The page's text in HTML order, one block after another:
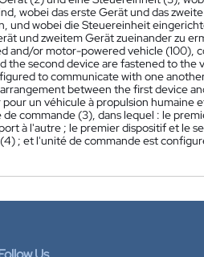
wobei das erste Gerät und das
und wobei die Steuereinheit
und zweitem Gerät zueinander zu
or motor-powered vehicle (100),
second device are fastened to the
to communicate with one
between the first device
un véhicule à propulsion humaine
commande (3), dans lequel : le
à l'autre ; le premier dispositif et le
; et l'unité de commande est